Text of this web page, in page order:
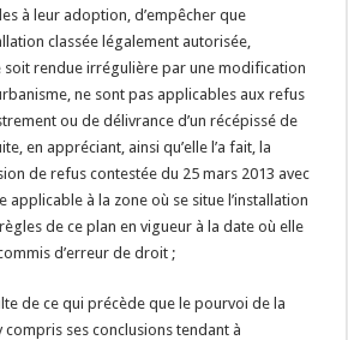
à leur adoption, d’empêcher que
classée légalement autorisée,
soit rendue irrégulière par une modification
ne sont pas applicables aux refus
ou de délivrance d’un récépissé de
en appréciant, ainsi qu’elle l’a fait, la
de refus contestée du 25 mars 2013 avec
applicable à la zone où se situe l’installation
de ce plan en vigueur à la date où elle
d’erreur de droit ;
de ce qui précède que le pourvoi de la
compris ses conclusions tendant à